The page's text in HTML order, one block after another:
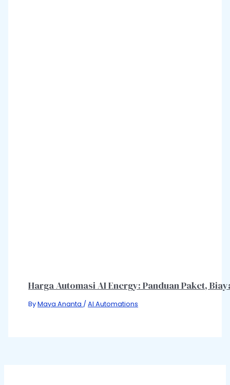
Harga Automasi AI Energy: Panduan Paket,
ByMaya Ananta /AI Automations